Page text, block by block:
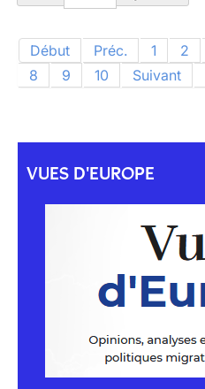
Début Préc. 1 2
8
9 10 Suivant
VUES D'EUROPE